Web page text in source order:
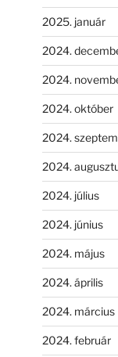
2025. január
2024.
2024.
2024. október
2024.
2024.
2024. július
2024. június
2024. május
2024. április
2024. március
2024. február